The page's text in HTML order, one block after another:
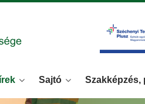
Sajtó Szakképzés,